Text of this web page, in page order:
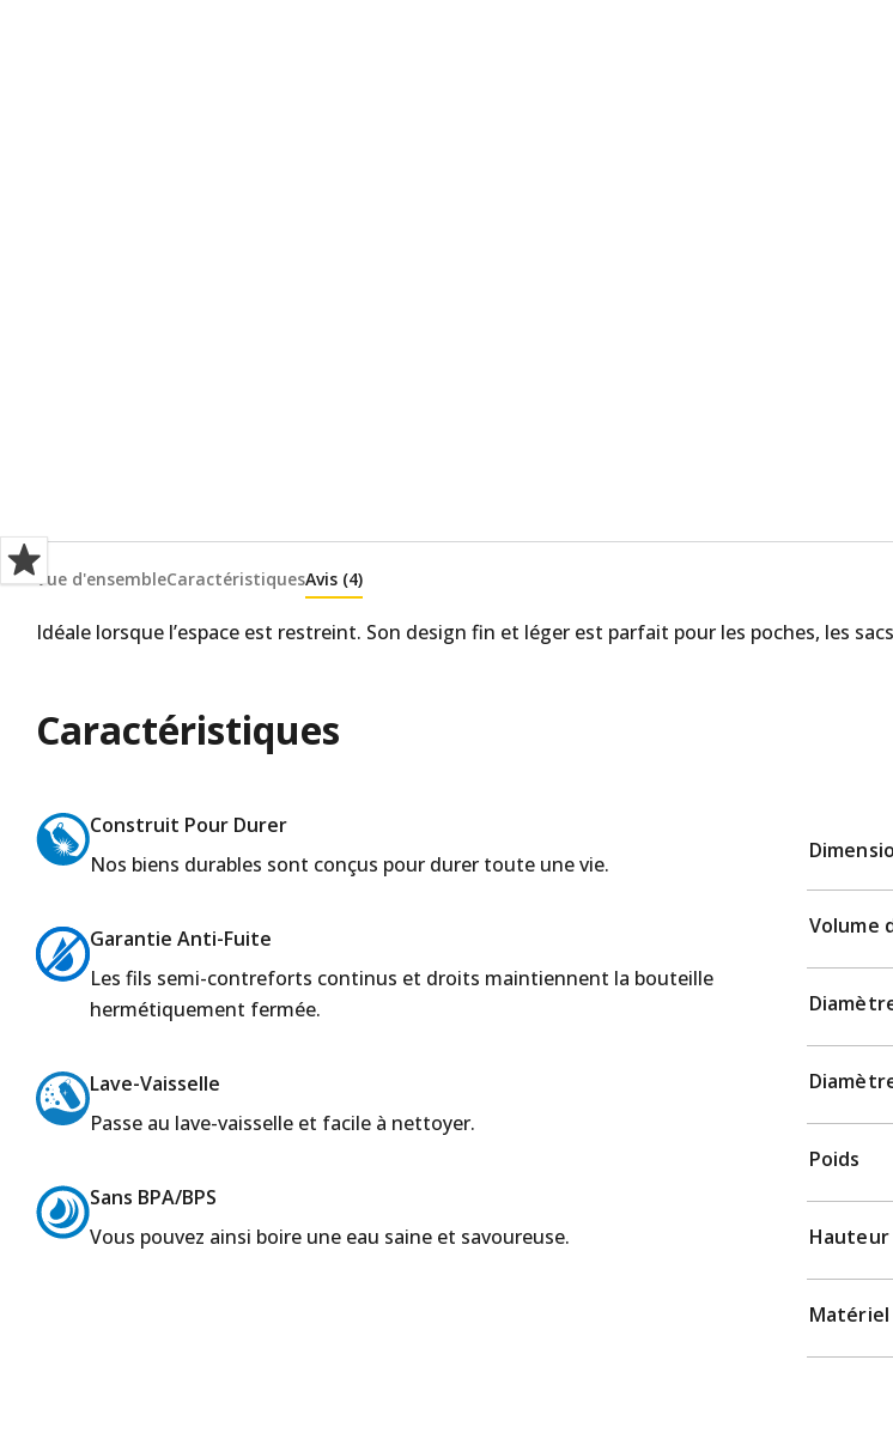
Vue d'ensembleCaractéristiquesAvis (4)
Idéale lorsque l’espace est restreint. Son design fin et léger est parfait pour les poches, les
Caractéristiques
Construit Pour Durer
Nos biens durables sont conçus pour durer toute une vie.
Garantie Anti-Fuite
Les fils semi-contreforts continus et droits maintiennent la bouteille
hermétiquement fermée.
Lave-Vaisselle
Passe au lave-vaisselle et facile à nettoyer.
Sans BPA/BPS
Vous pouvez ainsi boire une eau saine et savoureuse.
Volume
Poids
Hauteur
Matériel